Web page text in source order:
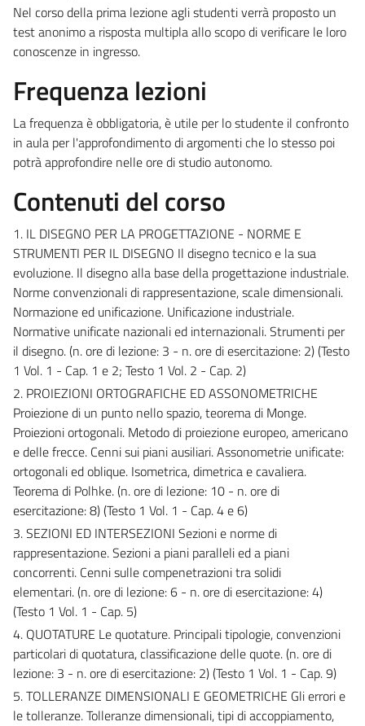
Nel corso della prima lezione agli studenti verrà proposto un
test anonimo a risposta multipla allo scopo di verificare le loro
conoscenze in ingresso.
Frequenza lezioni
La frequenza è obbligatoria, è utile per lo studente il confronto
in aula per l'approfondimento di argomenti che lo stesso poi
potrà approfondire nelle ore di studio autonomo.
Contenuti del corso
1. IL DISEGNO PER LA PROGETTAZIONE - NORME E
STRUMENTI PER IL DISEGNO Il disegno tecnico e la sua
evoluzione. Il disegno alla base della progettazione industriale.
Norme convenzionali di rappresentazione, scale dimensionali.
Normazione ed unificazione. Unificazione industriale.
Normative unificate nazionali ed internazionali. Strumenti per
il disegno. (n. ore di lezione: 3 - n. ore di esercitazione: 2) (Testo
1 Vol. 1 - Cap. 1 e 2; Testo 1 Vol. 2 - Cap. 2)
2. PROIEZIONI ORTOGRAFICHE ED ASSONOMETRICHE
Proiezione di un punto nello spazio, teorema di Monge.
Proiezioni ortogonali. Metodo di proiezione europeo, americano
e delle frecce. Cenni sui piani ausiliari. Assonometrie unificate:
ortogonali ed oblique. Isometrica, dimetrica e cavaliera.
Teorema di Polhke.(n. ore di lezione: 10 - n. ore di
esercitazione: 8) (Testo 1 Vol. 1 - Cap. 4 e 6)
3. SEZIONI ED INTERSEZIONI Sezioni e norme di
rappresentazione. Sezioni a piani paralleli ed a piani
concorrenti. Cenni sulle compenetrazioni tra solidi
elementari.(n. ore di lezione: 6 - n. ore di esercitazione: 4)
(Testo 1 Vol. 1 - Cap. 5)
4. QUOTATURE Le quotature. Principali tipologie, convenzioni
particolari di quotatura, classificazione delle quote.(n. ore di
lezione: 3 - n. ore di esercitazione: 2) (Testo 1 Vol. 1 - Cap. 9)
5. TOLLERANZE DIMENSIONALI E GEOMETRICHE Gli errori e
le tolleranze. Tolleranze dimensionali, tipi di accoppiamento,